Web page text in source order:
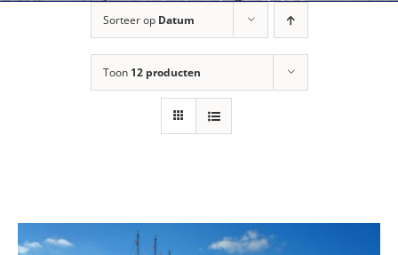
Sorteer op Datum
Toon 12 producten